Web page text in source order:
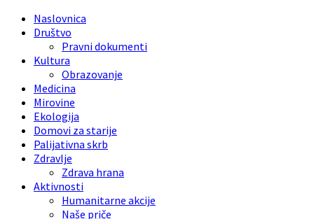
Naslovnica
Društvo
Pravni dokumenti
Kultura
Obrazovanje
Medicina
Mirovine
Ekologija
Domovi za starije
Palijativna skrb
Zdravlje
Zdrava hrana
Aktivnosti
Humanitarne akcije
Naše priče